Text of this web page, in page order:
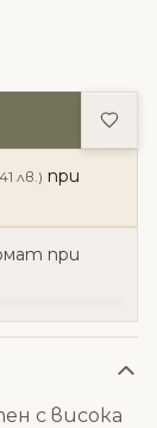
лв.) при
при
с висока